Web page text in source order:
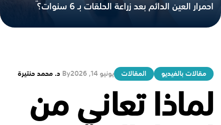
احمرار العين الدائم بعد زراعة الحلقات بـ 6 سنوات؟
مقالات بالفيديو المقالات يونيو 14, 2026 By د. محمد حنتيرة
لماذا تعاني من